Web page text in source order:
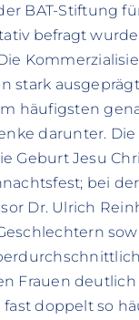
BAT-Stiftung
befragt
stark
häufigsten
darunter. Die
Geburt Jesu
bei
Dr. Ulrich
Frauen deutlich
doppelt so